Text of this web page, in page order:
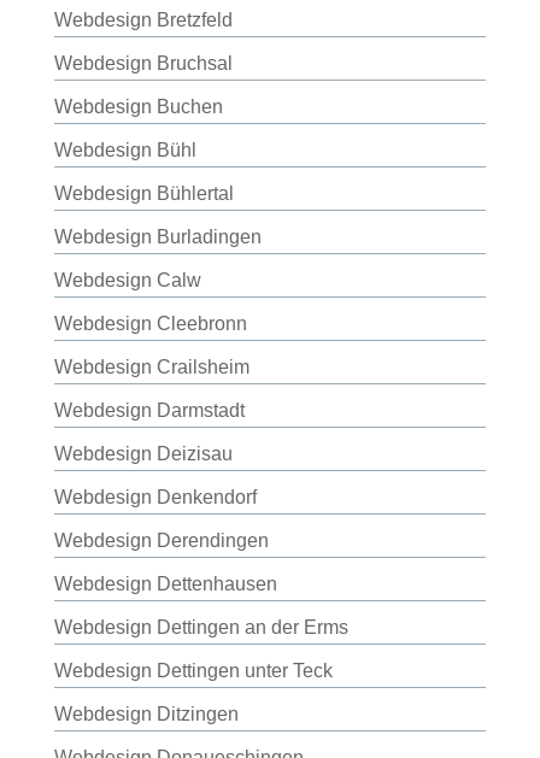
Webdesign Bretzfeld
Webdesign Bruchsal
Webdesign Buchen
Webdesign Bühl
Webdesign Bühlertal
Webdesign Burladingen
Webdesign Calw
Webdesign Cleebronn
Webdesign Crailsheim
Webdesign Darmstadt
Webdesign Deizisau
Webdesign Denkendorf
Webdesign Derendingen
Webdesign Dettenhausen
Webdesign Dettingen an der Erms
Webdesign Dettingen unter Teck
Webdesign Ditzingen